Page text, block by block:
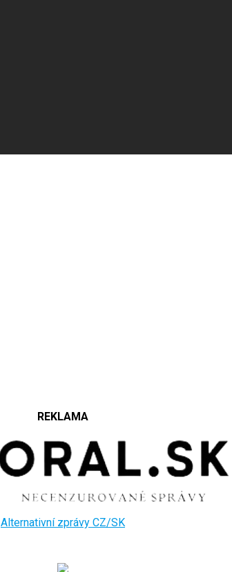
REKLAMA
Alternativní zprávy CZ/SK